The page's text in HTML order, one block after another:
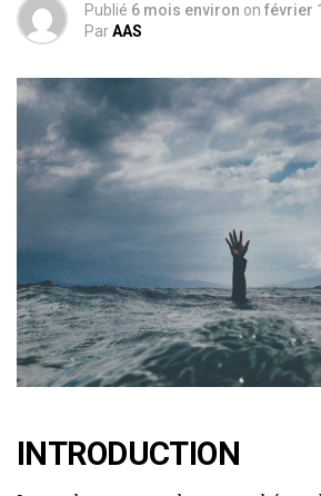
Publié 6 mois environ on février
ParAAS
INTRODUCTION